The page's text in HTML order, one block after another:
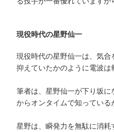
現役時代の星野仙一
現役時代の星野仙一は、気
抑えていたかのように電波は
筆者は、星野仙一が下り坂
からオンタイムで知っている
星野は、瞬発力を無駄に消